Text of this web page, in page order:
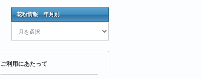
花粉情報 年月別
花
粉
年
月
ご利用にあたって